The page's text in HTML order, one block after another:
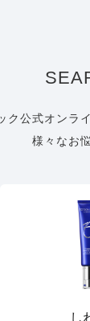
ク公式オンラ
様々なお
し